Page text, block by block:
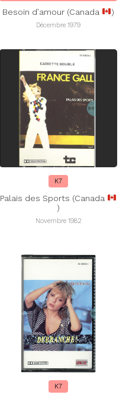
Besoin d’amour (Canada )
Décembre 1979
K7
Palais des Sports (Canada
)
Novembre 1982
K7